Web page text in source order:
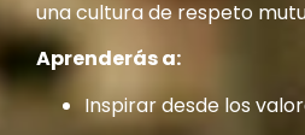
una cultura de respeto
Aprenderás a:
Inspirar desde los